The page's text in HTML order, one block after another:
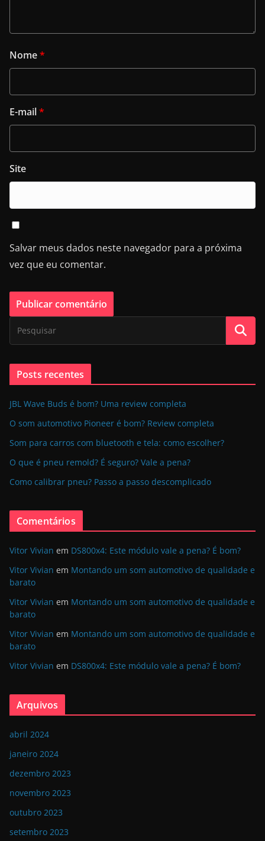
Nome*
E-mail*
Site
Salvar meus dados neste navegador para a próxima
vez que eu comentar.
Posts recentes
JBL Wave Buds é bom? Uma review completa
O som automotivo Pioneer é bom? Review completa
Som para carros com bluetooth e tela: como escolher?
O que é pneu remold? É seguro? Vale a pena?
Como calibrar pneu? Passo a passo descomplicado
Comentários
Vitor Vivian em DS800x4: Este módulo vale a pena? É bom?
Vitor Vivian em Montando um som automotivo de qualidade e
barato
Vitor Vivian em Montando um som automotivo de qualidade e
barato
Vitor Vivian em Montando um som automotivo de qualidade e
barato
Vitor Vivian em DS800x4: Este módulo vale a pena? É bom?
Arquivos
abril 2024
janeiro 2024
dezembro 2023
novembro 2023
outubro 2023
setembro 2023